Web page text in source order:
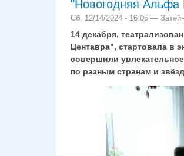
"Новогодняя Альфа
Сб, 12/14/2024 - 16:05 —
14 декабря,
Центавра", стартовала в
совершили
по разным странам и